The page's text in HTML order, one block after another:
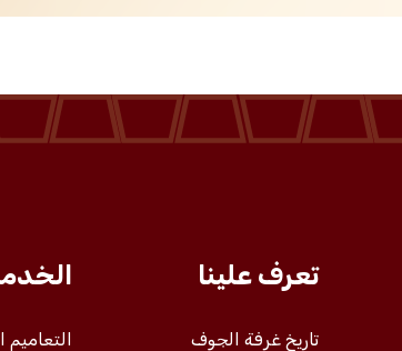
تعرف علينا
تاريخ غرفة الجوف
التعاميم